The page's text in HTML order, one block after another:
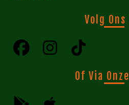
Volg Ons
Of Via